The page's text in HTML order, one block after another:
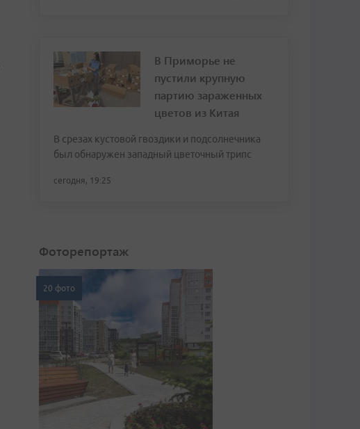
В Приморье не
пустили крупную
партию зараженных
цветов из Китая
В срезах кустовой гвоздики и подсолнечника
был обнаружен западный цветочный трипс
сегодня, 19:25
Фоторепортаж
20 фото